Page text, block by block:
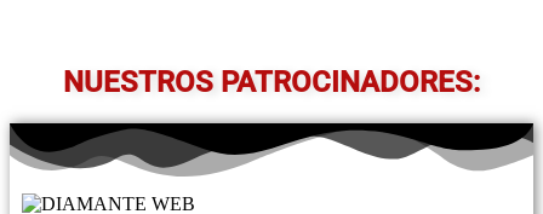
NUESTROS PATROCINADORES: